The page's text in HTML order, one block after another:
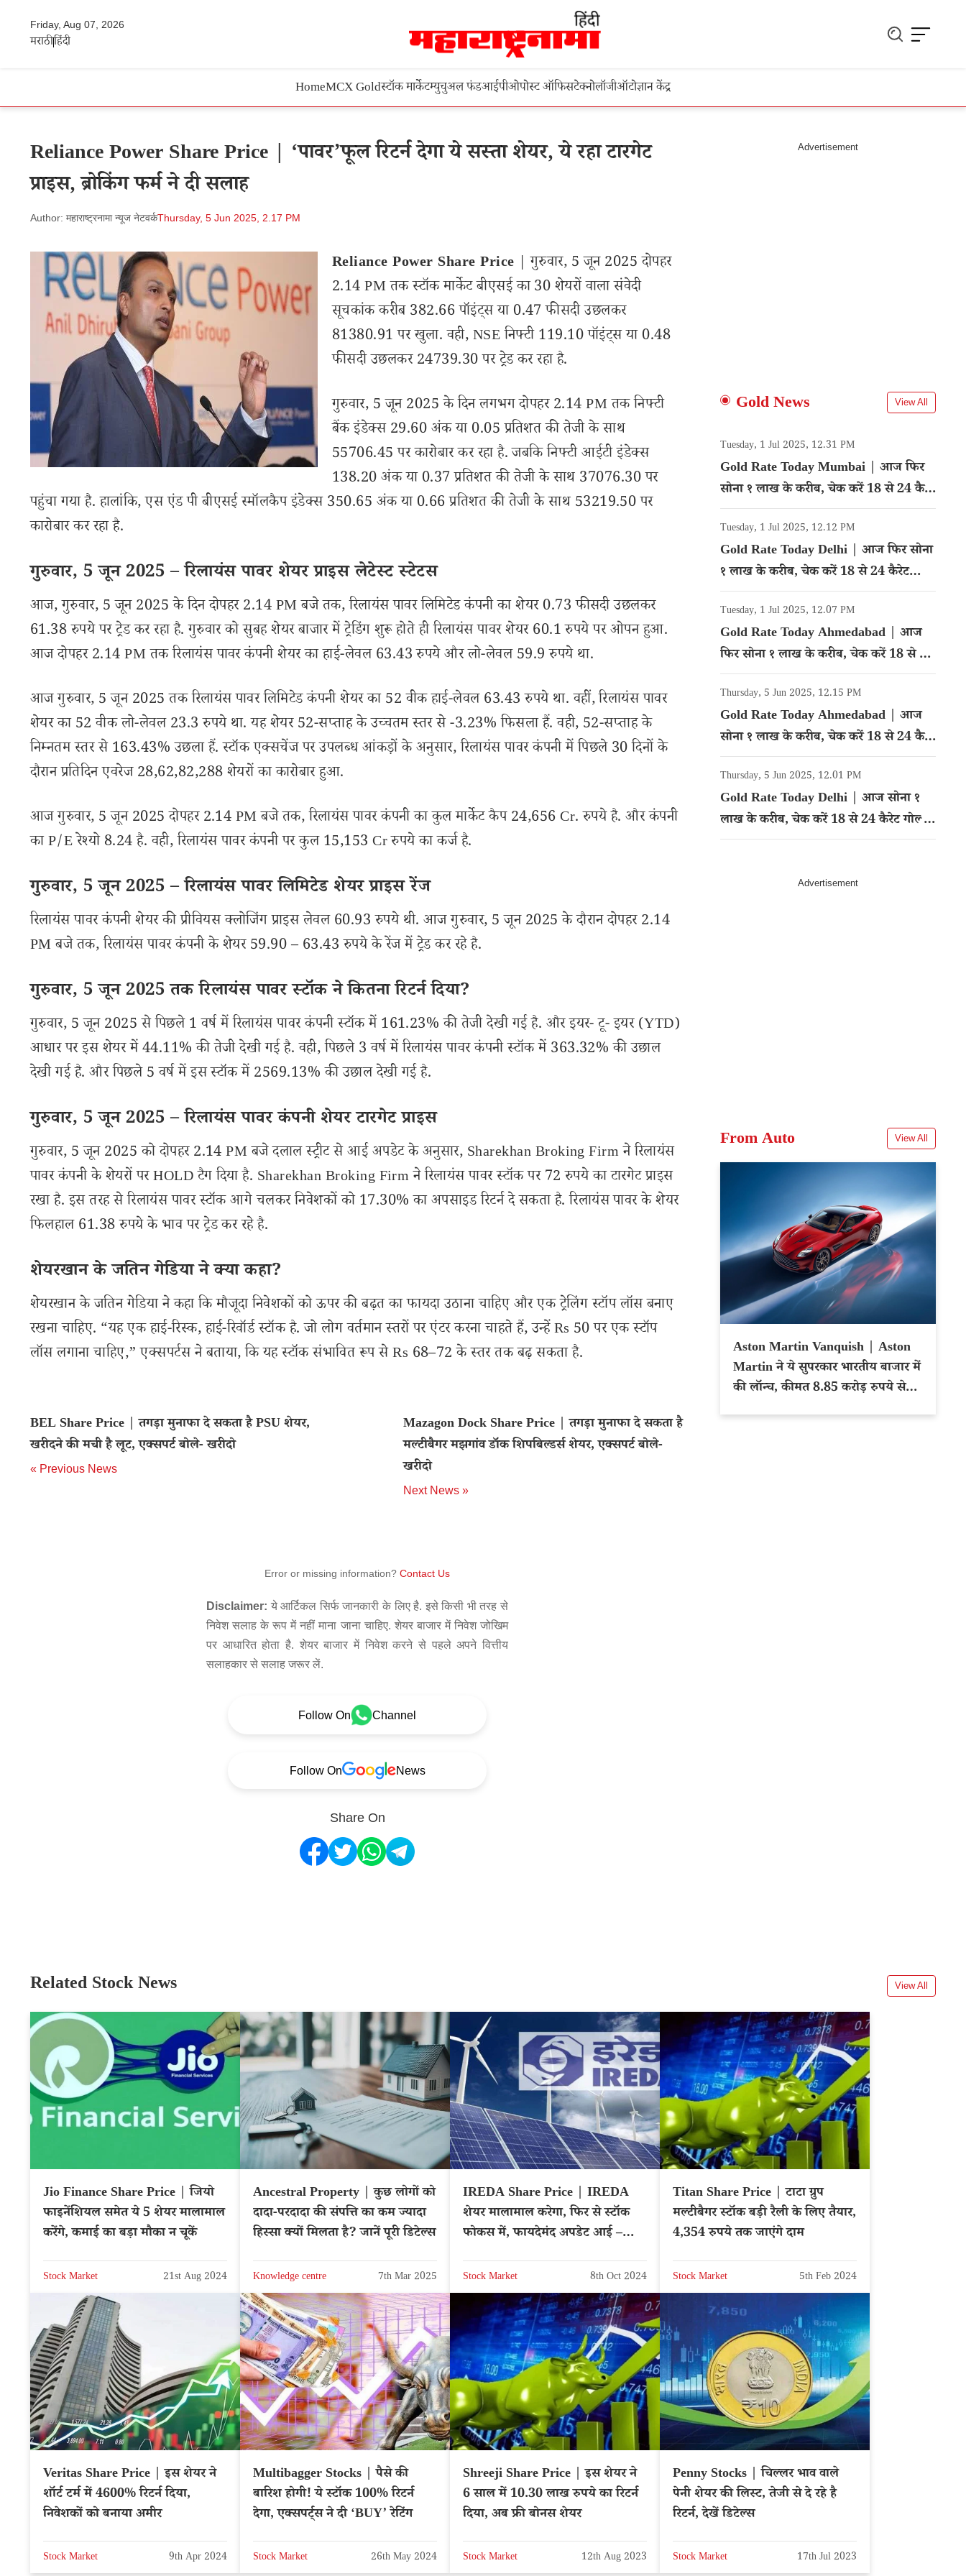
Friday, Aug 07, 2026
मराठीहिंदी
HomeMCX Goldस्टॉक मार्केटम्युचुअल फंडआईपीओपोस्ट ऑफिसटेक्नोलॉजीऑटोज्ञान केंद्र
Reliance Power Share Price | ‘पावर’फूल रिटर्न देगा ये सस्ता शेयर, ये रहा टारगेट
प्राइस, ब्रोकिंग फर्म ने दी सलाह
Author: महाराष्ट्रनामा न्यूज नेटवर्कThursday, 5 Jun 2025, 2.17 PM
Reliance Power Share Price | गुरुवार, 5 जून 2025 दोपहर
2.14 PM तक स्टॉक मार्केट बीएसई का 30 शेयरों वाला संवेदी
सूचकांक करीब 382.66 पॉइंट्स या 0.47 फीसदी उछलकर
81380.91 पर खुला. वही, NSE निफ्टी 119.10 पॉइंट्स या 0.48
फीसदी उछलकर 24739.30 पर ट्रेड कर रहा है.
गुरुवार, 5 जून 2025 के दिन लगभग दोपहर 2.14 PM तक निफ्टी
बैंक इंडेक्स 29.60 अंक या 0.05 प्रतिशत की तेजी के साथ
55706.45 पर कारोबार कर रहा है. जबकि निफ्टी आईटी इंडेक्स
138.20 अंक या 0.37 प्रतिशत की तेजी के साथ 37076.30 पर
पहुंचा गया है. हालांकि, एस एंड पी बीएसई स्मॉलकैप इंडेक्स 350.65 अंक या 0.66 प्रतिशत की तेजी के साथ 53219.50 पर
कारोबार कर रहा है.
गुरुवार, 5 जून 2025 – रिलायंस पावर शेयर प्राइस लेटेस्ट स्टेटस
आज, गुरुवार, 5 जून 2025 के दिन दोपहर 2.14 PM बजे तक, रिलायंस पावर लिमिटेड कंपनी का शेयर 0.73 फीसदी उछलकर
61.38 रुपये पर ट्रेड कर रहा है. गुरुवार को सुबह शेयर बाजार में ट्रेडिंग शुरू होते ही रिलायंस पावर शेयर 60.1 रुपये पर ओपन हुआ.
आज दोपहर 2.14 PM तक रिलायंस पावर कंपनी शेयर का हाई-लेवल 63.43 रुपये और लो-लेवल 59.9 रुपये था.
आज गुरुवार, 5 जून 2025 तक रिलायंस पावर लिमिटेड कंपनी शेयर का 52 वीक हाई-लेवल 63.43 रुपये था. वहीं, रिलायंस पावर
शेयर का 52 वीक लो-लेवल 23.3 रुपये था. यह शेयर 52-सप्ताह के उच्चतम स्तर से -3.23% फिसला हैं. वही, 52-सप्ताह के
निम्नतम स्तर से 163.43% उछला हैं. स्टॉक एक्सचेंज पर उपलब्ध आंकड़ों के अनुसार, रिलायंस पावर कंपनी में पिछले 30 दिनों के
दौरान प्रतिदिन एवरेज 28,62,82,288 शेयरों का कारोबार हुआ.
आज गुरुवार, 5 जून 2025 दोपहर 2.14 PM बजे तक, रिलायंस पावर कंपनी का कुल मार्केट कैप 24,656 Cr. रुपये है. और कंपनी
का P/E रेश्यो 8.24 है. वही, रिलायंस पावर कंपनी पर कुल 15,153 Cr रुपये का कर्ज है.
गुरुवार, 5 जून 2025 – रिलायंस पावर लिमिटेड शेयर प्राइस रेंज
रिलायंस पावर कंपनी शेयर की प्रीवियस क्लोजिंग प्राइस लेवल 60.93 रुपये थी. आज गुरुवार, 5 जून 2025 के दौरान दोपहर 2.14
PM बजे तक, रिलायंस पावर कंपनी के शेयर 59.90 – 63.43 रुपये के रेंज में ट्रेड कर रहे है.
गुरुवार, 5 जून 2025 तक रिलायंस पावर स्टॉक ने कितना रिटर्न दिया?
गुरुवार, 5 जून 2025 से पिछले 1 वर्ष में रिलायंस पावर कंपनी स्टॉक में 161.23% की तेजी देखी गई है. और इयर- टू- इयर (YTD)
आधार पर इस शेयर में 44.11% की तेजी देखी गई है. वही, पिछले 3 वर्ष में रिलायंस पावर कंपनी स्टॉक में 363.32% की उछाल
देखी गई है. और पिछले 5 वर्ष में इस स्टॉक में 2569.13% की उछाल देखी गई है.
गुरुवार, 5 जून 2025 – रिलायंस पावर कंपनी शेयर टारगेट प्राइस
गुरुवार, 5 जून 2025 को दोपहर 2.14 PM बजे दलाल स्ट्रीट से आई अपडेट के अनुसार, Sharekhan Broking Firm ने रिलायंस
पावर कंपनी के शेयरों पर HOLD टैग दिया है. Sharekhan Broking Firm ने रिलायंस पावर स्टॉक पर 72 रुपये का टारगेट प्राइस
रखा है. इस तरह से रिलायंस पावर स्टॉक आगे चलकर निवेशकों को 17.30% का अपसाइड रिटर्न दे सकता है. रिलायंस पावर के शेयर
फिलहाल 61.38 रुपये के भाव पर ट्रेड कर रहे है.
शेयरखान के जतिन गेडिया ने क्या कहा?
शेयरखान के जतिन गेडिया ने कहा कि मौजूदा निवेशकों को ऊपर की बढ़त का फायदा उठाना चाहिए और एक ट्रेलिंग स्टॉप लॉस बनाए
रखना चाहिए. “यह एक हाई-रिस्क, हाई-रिवॉर्ड स्टॉक है. जो लोग वर्तमान स्तरों पर एंटर करना चाहते हैं, उन्हें Rs 50 पर एक स्टॉप
लॉस लगाना चाहिए,” एक्सपर्टस ने बताया, कि यह स्टॉक संभावित रूप से Rs 68–72 के स्तर तक बढ़ सकता है.
BEL Share Price | तगड़ा मुनाफा दे सकता है PSU शेयर,
खरीदने की मची है लूट, एक्सपर्ट बोले- खरीदो
« Previous News
Mazagon Dock Share Price | तगड़ा मुनाफा दे सकता है
मल्टीबैगर मझगांव डॉक शिपबिल्डर्स शेयर, एक्सपर्ट बोले-
खरीदो
Next News »
Error or missing information? Contact Us
Disclaimer: ये आर्टिकल सिर्फ जानकारी के लिए है. इसे किसी भी तरह से
निवेश सलाह के रूप में नहीं माना जाना चाहिए. शेयर बाजार में निवेश जोखिम
पर आधारित होता है. शेयर बाजार में निवेश करने से पहले अपने वित्तीय
सलाहकार से सलाह जरूर लें.
Follow On Channel
Follow On News
Share On
Gold News View All
Tuesday, 1 Jul 2025, 12.31 PM
Gold Rate Today Mumbai | आज फिर
सोना १ लाख के करीब, चेक करें 18 से 24 कैरेट
गोल्ड का रेट
Tuesday, 1 Jul 2025, 12.12 PM
Gold Rate Today Delhi | आज फिर सोना
१ लाख के करीब, चेक करें 18 से 24 कैरेट
गोल्ड का रेट
Tuesday, 1 Jul 2025, 12.07 PM
Gold Rate Today Ahmedabad | आज
फिर सोना १ लाख के करीब, चेक करें 18 से 24
कैरेट गोल्ड का रेट
Thursday, 5 Jun 2025, 12.15 PM
Gold Rate Today Ahmedabad | आज
सोना १ लाख के करीब, चेक करें 18 से 24 कैरेट
गोल्ड का रेट
Thursday, 5 Jun 2025, 12.01 PM
Gold Rate Today Delhi | आज सोना १
लाख के करीब, चेक करें 18 से 24 कैरेट गोल्ड
का रेट
From Auto View All
Aston Martin Vanquish | Aston
Martin ने ये सुपरकार भारतीय बाजार में
की लॉन्च, कीमत 8.85 करोड़ रुपये से
Related Stock News View All
Jio Finance Share Price | जियो
फाइनेंशियल समेत ये 5 शेयर मालामाल
करेंगे, कमाई का बड़ा मौका न चूकें
Stock Market 21st Aug 2024
Ancestral Property | कुछ लोगों को
दादा-परदादा की संपत्ति का कम ज्यादा
हिस्सा क्यों मिलता है? जानें पूरी डिटेल्स
Knowledge centre 7th Mar 2025
IREDA Share Price | IREDA
शेयर मालामाल करेगा, फिर से स्टॉक
फोकस में, फायदेमंद अपडेट आई –
Stock Market 8th Oct 2024
Titan Share Price | टाटा ग्रुप
मल्टीबैगर स्टॉक बड़ी रैली के लिए तैयार,
4,354 रुपये तक जाएंगे दाम
Stock Market 5th Feb 2024
Veritas Share Price | इस शेयर ने
शॉर्ट टर्म में 4600% रिटर्न दिया,
निवेशकों को बनाया अमीर
Stock Market 9th Apr 2024
Multibagger Stocks | पैसे की
बारिश होगी! ये स्टॉक 100% रिटर्न
देगा, एक्सपर्ट्स ने दी ‘BUY’ रेटिंग
Stock Market 26th May 2024
Shreeji Share Price | इस शेयर ने
6 साल में 10.30 लाख रुपये का रिटर्न
दिया, अब फ्री बोनस शेयर
Stock Market 12th Aug 2023
Penny Stocks | चिल्लर भाव वाले
पेनी शेयर की लिस्ट, तेजी से दे रहे है
रिटर्न, देखें डिटेल्स
Stock Market 17th Jul 2023